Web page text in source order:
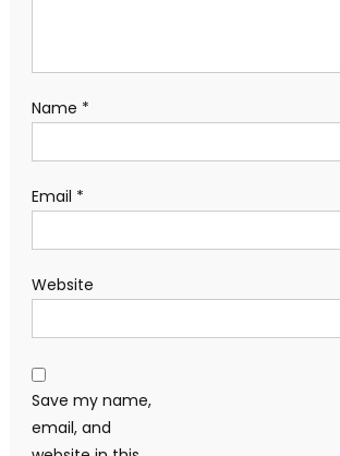
Name *
Email *
Website
Save my name,
email, and